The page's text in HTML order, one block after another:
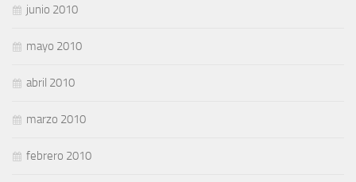
junio 2010
mayo 2010
abril 2010
marzo 2010
febrero 2010